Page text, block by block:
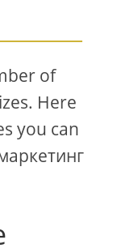
of
Here
you can